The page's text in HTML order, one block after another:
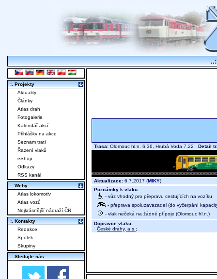
Trasa: Olomouc hl.n. 6.36, Hrubá Voda 7.22 Detail
Aktualizace: 6.7.2017 (MIKY)
Poznámky k vlaku:
- vůz vhodný pro přepravu cestujících na vozíku
- přeprava spoluzavazadel (do vyčerpání
- vlak nečeká na žádné přípoje (Olomouc hl.n.)
Dopravce vlaku:
České dráhy, a.s. ;
:. Projekty
Aktuality
Články
Atlas drah
Fotogalerie
Kalendář akcí
Přihlášky na akce
Seznam tratí
Řazení vlaků
eShop
Odkazy
RSS kanál
:. Weby
Atlas lokomotiv
Atlas vozů
Nejkrásnější nádraží ČR
:. Kontakty
Redakce
Spolek
Skupiny
:. Sledujte nás